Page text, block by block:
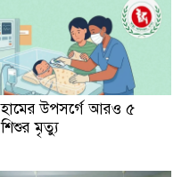
হামের উপসর্গে আরও ৫
শিশুর মৃত্যু